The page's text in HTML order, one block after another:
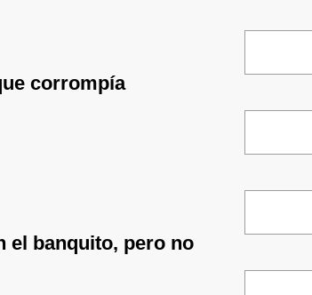
corrompía
el banquito, pero no